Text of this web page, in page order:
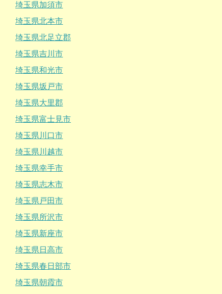
埼玉県加須市
埼玉県北本市
埼玉県北足立郡
埼玉県吉川市
埼玉県和光市
埼玉県坂戸市
埼玉県大里郡
埼玉県富士見市
埼玉県川口市
埼玉県川越市
埼玉県幸手市
埼玉県志木市
埼玉県戸田市
埼玉県所沢市
埼玉県新座市
埼玉県日高市
埼玉県春日部市
埼玉県朝霞市